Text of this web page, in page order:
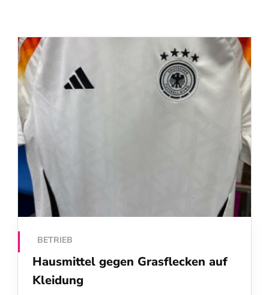
BETRIEB
Hausmittel gegen Grasflecken auf
Kleidung